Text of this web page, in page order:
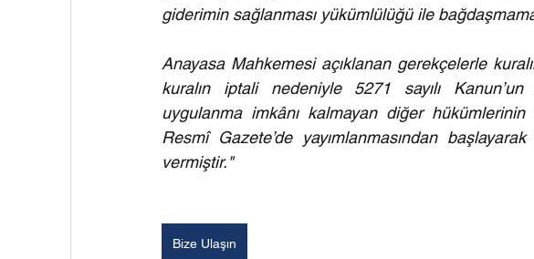
giderimin sağlanması yükümlülüğü ile
Anayasa Mahkemesi açıklanan gerekçelerle
kuralın iptali nedeniyle 5271 sayılı
uygulanma imkânı kalmayan diğer
Resmî Gazete’de yayımlanmasından
vermiştir."
Bize Ulaşın